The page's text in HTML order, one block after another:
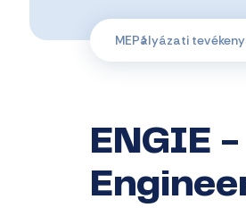
MEPályázati
ENGIE